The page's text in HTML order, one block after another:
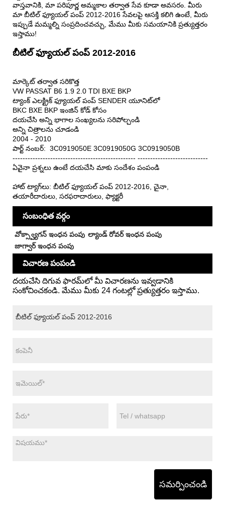
వాస్తవానికి, మా పరిపూర్ణ అమ్మకాల తర్వాత సేవ కూడా అవసరం. మీరు
మా బీటిల్ ఫ్యూయల్ పంప్ 2012-2016 సేవలపై ఆసక్తి కలిగి ఉంటే, మీరు
ఇప్పుడే మమ్మల్ని సంప్రదించవచ్చు, మేము మీకు సమయానికి ప్రత్యుత్తరం
ఇస్తాము!
బీటిల్ ఫ్యూయల్ పంప్ 2012-2016
మార్కెట్ తర్వాత సరికొత్త
VW PASSAT B6 1.9 2.0 TDI BXE BKP
ట్యాంక్ ఎలక్ట్రిక్ ఫ్యూయల్ పంప్ SENDER యూనిట్‌లో
BKC BXE BKP ఇంజిన్ కోడ్ కోసం
దయచేసి అన్ని భాగాల సంఖ్యలను సరిపోల్చండి
అన్ని చిత్రాలను చూడండి
2004 - 2010
పార్ట్ నంబర్: 3C0919050E 3C0919050G 3C0919050B
------------------------------------------------- ----------------------------
ఏవైనా ప్రశ్నలు ఉంటే దయచేసి మాకు సందేశం పంపండి
హాట్ ట్యాగ్‌లు: బీటిల్ ఫ్యూయల్ పంప్ 2012-2016, చైనా,
తయారీదారులు, సరఫరాదారులు, ఫ్యాక్టరీ
సంబంధిత వర్గం
వోక్స్వ్యాగన్ ఇంధన పంపు ల్యాండ్ రోవర్ ఇంధన పంపు
జాగ్వార్ ఇంధన పంపు
విచారణ పంపండి
దయచేసి దిగువ ఫారమ్‌లో మీ విచారణను ఇవ్వడానికి
సంకోచించకండి. మేము మీకు 24 గంటల్లో ప్రత్యుత్తరం ఇస్తాము.
సమర్పించండి